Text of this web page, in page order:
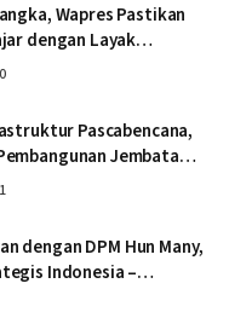
Wapres Pastikan
dengan Layak
0
Pascabencana,
Jembatan
1
dengan DPM Hun Many,
Indonesia –